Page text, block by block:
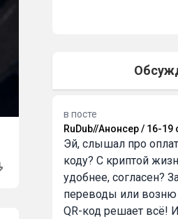
в посте
RuDub//Анонсер / 16-19
Эй, слышал про
коду? С криптой жизнь становится
удобнее, согласен?
переводы или
QR-код решает всё! И знаешь, это не